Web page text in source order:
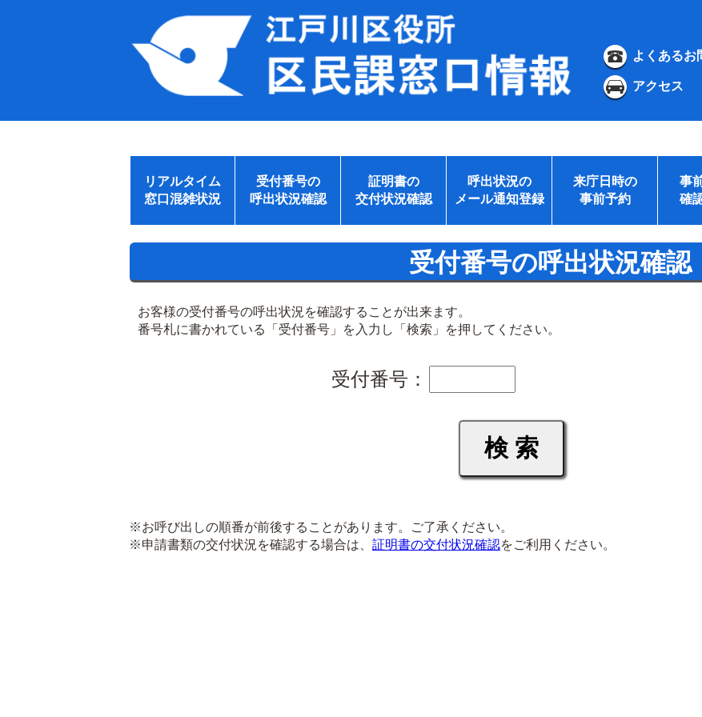
よくあるお
アクセス
リアルタイム
窓口混雑状況
受付番号の
呼出状況確認
証明書の
交付状況確認
呼出状況の
メール通知登録
来庁日時の
事前予約
事
確
受付番号の呼出状況確認
お客様の受付番号の呼出状況を確認することが出来ます。
番号札に書かれている「受付番号」を入力し「検索」を押してください。
受付番号：
※お呼び出しの順番が前後することがあります。ご了承ください。
※申請書類の交付状況を確認する場合は、 証明書の交付状況確認をご利用ください。